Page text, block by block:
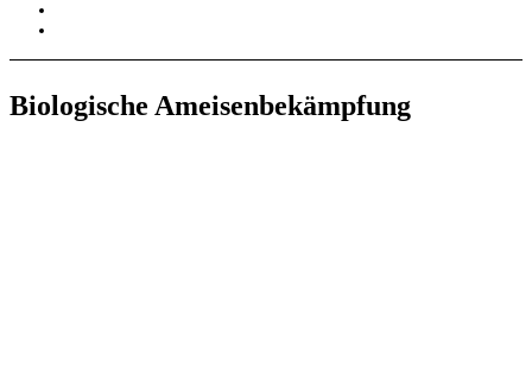
Biologische Ameisenbekämpfung